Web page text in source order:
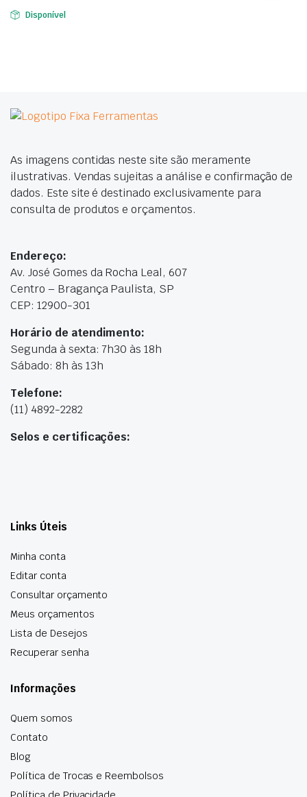
Disponível
As imagens contidas neste site são meramente
ilustrativas. Vendas sujeitas a análise e confirmação de
dados. Este site é destinado exclusivamente para
consulta de produtos e orçamentos.
Endereço:
Av. José Gomes da Rocha Leal, 607
Centro – Bragança Paulista, SP
CEP: 12900-301
Horário de atendimento:
Segunda à sexta: 7h30 às 18h
Sábado: 8h às 13h
Telefone:
(11) 4892-2282
Selos e certificações:
Links Úteis
Minha conta
Editar conta
Consultar orçamento
Meus orçamentos
Lista de Desejos
Recuperar senha
Informações
Quem somos
Contato
Blog
Política de Trocas e Reembolsos